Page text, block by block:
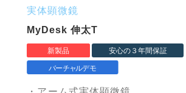
実体顕微鏡
MyDesk 伸太T